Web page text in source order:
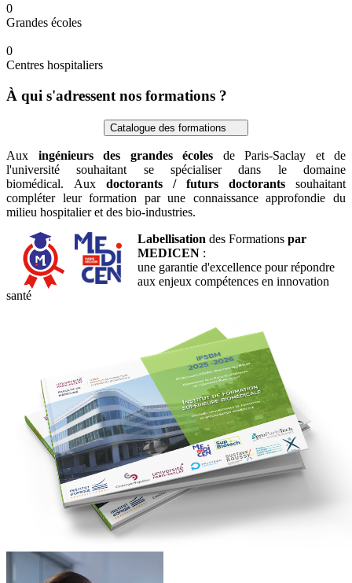
0
Grandes écoles
0
Centres hospitaliers
À qui s'adressent nos formations ?
Catalogue des formations
Aux ingénieurs des grandes écoles de Paris-Saclay et de
l'université souhaitant se spécialiser dans le domaine
biomédical. Aux doctorants / futurs doctorants souhaitant
compléter leur formation par une connaissance approfondie du
milieu hospitalier et des bio-industries.
Labellisation des Formations par
MEDICEN :
une garantie d'excellence pour répondre
aux enjeux compétences en innovation
santé